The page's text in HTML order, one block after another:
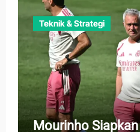
Teknik & Strategi
Mourinho